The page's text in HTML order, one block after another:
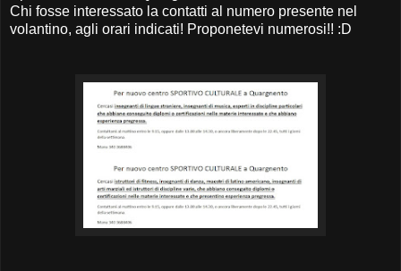
Chi fosse interessato la contatti al numero presente nel
volantino, agli orari indicati! Proponetevi numerosi!! :D